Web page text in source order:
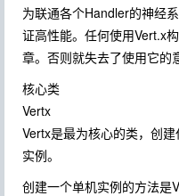
为联通各个Handler的神经
证高性能。任何使用Vert.x
章。否则就失去了使用它的
核心类
Vertx
Vertx是最为核心的类，创
实例。
创建一个单机实例的方法是